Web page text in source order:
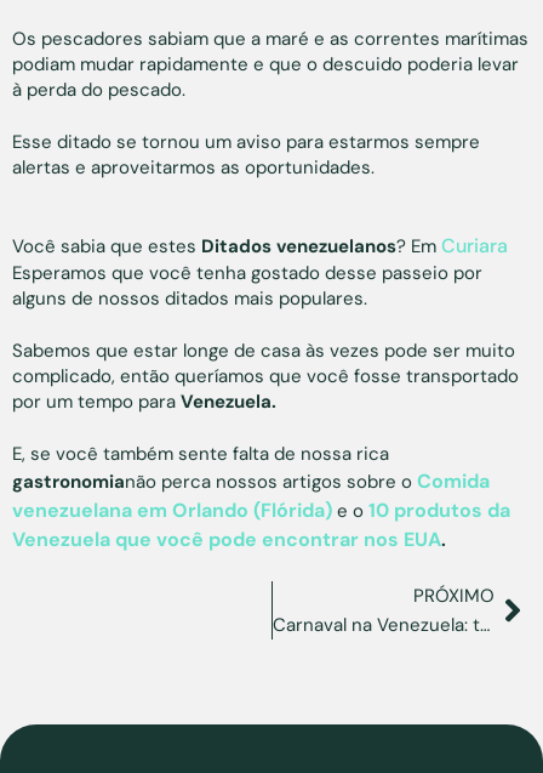
Os pescadores sabiam que a maré e as correntes marítimas
podiam mudar rapidamente e que o descuido poderia levar
à perda do pescado.
Esse ditado se tornou um aviso para estarmos sempre
alertas e aproveitarmos as oportunidades.
Você sabia que estes Ditados venezuelanos? Em Curiara
Esperamos que você tenha gostado desse passeio por
alguns de nossos ditados mais populares.
Sabemos que estar longe de casa às vezes pode ser muito
complicado, então queríamos que você fosse transportado
por um tempo para Venezuela.
E, se você também sente falta de nossa rica
gastronomianão perca nossos artigos sobre o Comida
venezuelana em Orlando (Flórida) e o 10 produtos da
Venezuela que você pode encontrar nos EUA.
PRÓXIMO
Carnaval na Venezuela: tradições que nos identificam